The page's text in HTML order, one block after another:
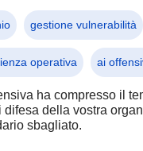
gestione vulnerabilità
operativa ai
ha compresso il
della vostra
sbagliato.